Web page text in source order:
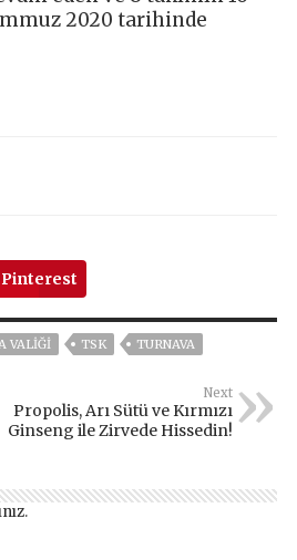
2020 tarihinde
Pinterest
VALİĞİ TSK TURNAVA
Next
Propolis, Arı Sütü ve Kırmızı
Ginseng ile Zirvede Hissedin!
.